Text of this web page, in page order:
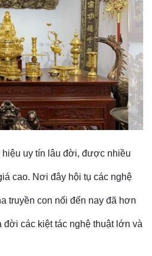
hiệu uy tín lâu đời, được nhiều
cao. Nơi đây hội tụ các nghệ
truyền con nối đến nay đã hơn
đời các kiệt tác nghệ thuật lớn và